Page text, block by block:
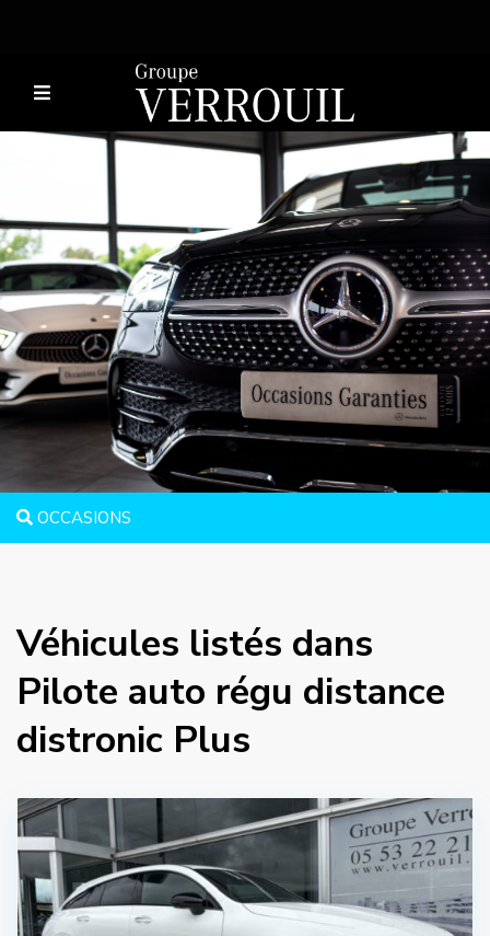
OCCASIONS
Véhicules listés dans
Pilote auto régu distance
distronic Plus